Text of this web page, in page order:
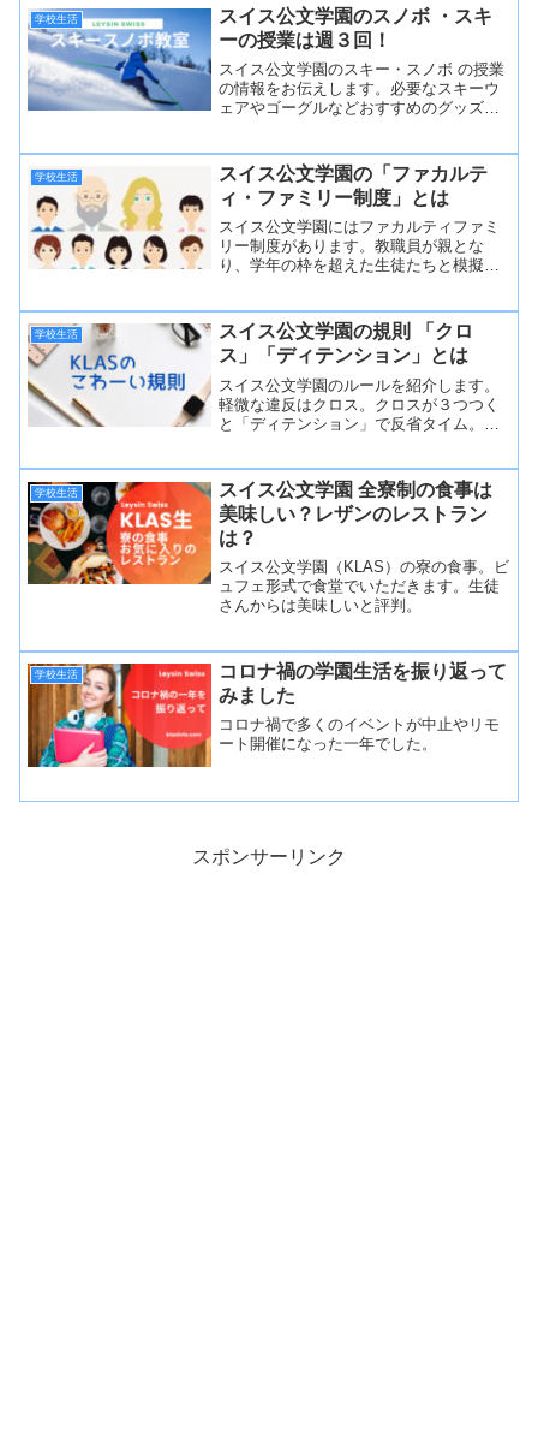
学校生活
スイス公文学園のスノボ ・スキ
ーの授業は週３回！
スイス公文学園のスキー・スノボ の授業
の情報をお伝えします。必要なスキーウ
ェアやゴーグルなどおすすめのグッズも
学校生活
スイス公文学園の「ファカルテ
ィ・ファミリー制度」とは
スイス公文学園にはファカルティファミ
リー制度があります。教職員が親とな
り、学年の枠を超えた生徒たちと模擬家
エーションを行います。全寮制のKLAS全
体に家族的な雰囲気をつくるサポート制
度
学校生活
スイス公文学園の規則 「クロ
ス」「ディテンション」とは
スイス公文学園のルールを紹介します。
軽微な違反はクロス。クロスが３つつく
と「ディテンション」で反省タイム。も
学校生活
スイス公文学園 全寮制の食事は
美味しい？レザンのレストラン
は？
スイス公文学園（KLAS）の寮の食事。ビ
ュフェ形式で食堂でいただきます。生徒
さんからは美味しいと評判。
学校生活
コロナ禍の学園生活を振り返って
みました
コロナ禍で多くのイベントが中止やリモ
ート開催になった一年でした。
スポンサーリンク